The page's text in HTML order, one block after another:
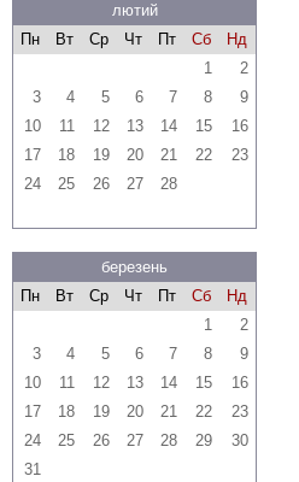
лютий
Пн
Вт Ср Чт Пт Сб
Нд
1
2
3
4 5 6 7 8
9
10
11 12 13 14 15
16
17
18 19 20 21 22
23
24
25 26 27 28
березень
Пн
Вт Ср Чт Пт Сб
Нд
1
2
3
4 5 6 7 8
9
10
11 12 13 14 15
16
17
18 19 20 21 22
23
24
25 26 27 28 29
30
31